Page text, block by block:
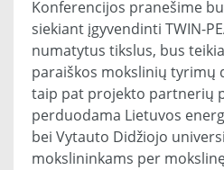
Konferencijos pranešime
siekiant įgyvendinti TWIN-
numatytus tikslus, bus
paraiškos mokslinių tyrimų
taip pat projekto partnerių
perduodama Lietuvos
bei Vytauto Didžiojo
mokslininkams per